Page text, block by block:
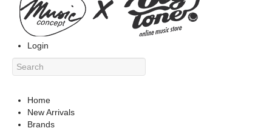
Login
Home
New Arrivals
Brands